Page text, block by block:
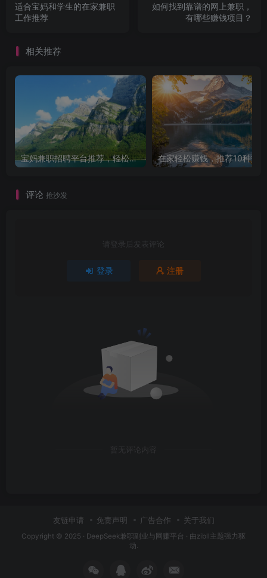
适合宝妈和学生的在家兼职
工作推荐
如何找到靠谱的网上兼职，
有哪些赚钱项目？
相关推荐
宝妈兼职招聘平台推荐，轻松找到理想工作！
评论 抢沙发
请登录后发表评论
登录 注册
暂无评论内容
友链申请 免责声明 广告合作 关于我们
Copyright © 2025 · DeepSeek兼职副业与网赚平台 · 由zibll主题强力驱
动.